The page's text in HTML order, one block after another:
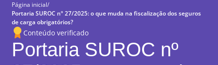
Página inicial/
Portaria SUROC nº 27/2025: o que muda na fiscalização dos seguros
de carga obrigatórios?
Conteúdo verificado
Portaria SUROC nº